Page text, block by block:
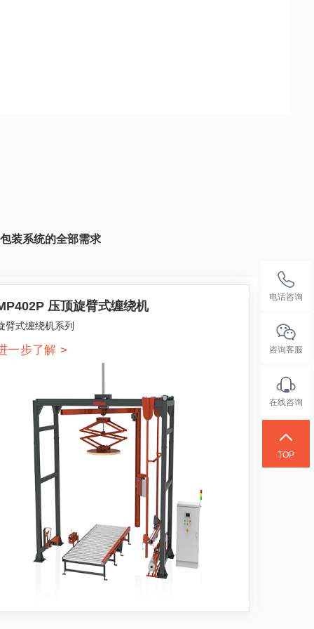
装系统的全部需求
压顶旋臂式缠绕机
臂式缠绕机系列
一步了解 >
电话咨询
咨询客服
在线咨询
TOP